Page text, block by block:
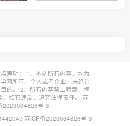
声明： 1、本站所有内容，均为
网所有，个人或者企业，未经许
的。 2、所有内容禁止转载、摘
如有违反，追究法律责任。 苏
2023034826号-3
苏ICP备2023034826号-3